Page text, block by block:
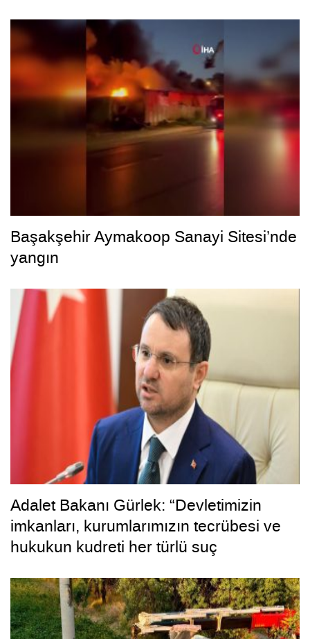
Başakşehir Aymakoop Sanayi Sitesi’nde
yangın
Adalet Bakanı Gürlek: “Devletimizin
imkanları, kurumlarımızın tecrübesi ve
hukukun kudreti her türlü suç